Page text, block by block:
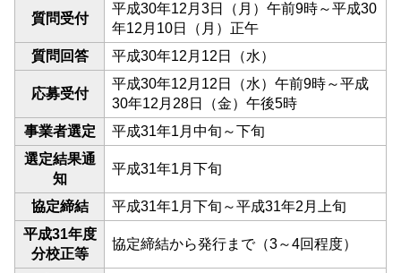
質問受付
平成30年12月3日（月）午前9時～平成30
年12月10日（月）正午
質問回答
平成30年12月12日（水）
応募受付
平成30年12月12日（水）午前9時～平成
30年12月28日（金）午後5時
事業者選定
平成31年1月中旬～下旬
選定結果通
知
平成31年1月下旬
協定締結
平成31年1月下旬～平成31年2月上旬
平成31年度
分校正等
協定締結から発行まで（3～4回程度）